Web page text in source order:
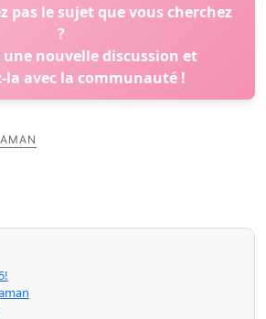
pas le sujet que vous cherchez
?
nouvelle discussion et
la avec la communauté !